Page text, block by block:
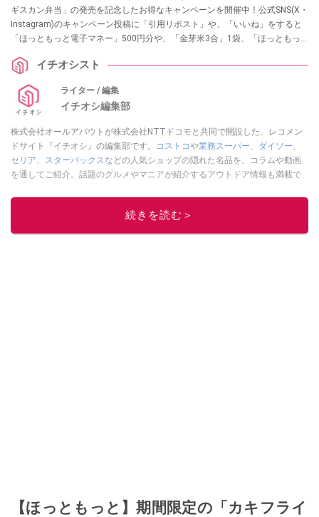
ギスカン弁当」の発売を記念したお得なキャンペーンを開催中！公式SNS(X・
Instagram)のキャンペーン投稿に「引用リポスト」や、「いいね」をすると
「ほっともっと電子マネー」500円分や、「金芽米3合」1袋、「ほっともっ
ので気になる方はお早めにチェックしてみてくださいね。
イチオシスト
ライター / 編集
イチオシ編集部
株式会社オールアバウトが株式会社NTTドコモと共同で開設した、レコメン
ドサイト『イチオシ』の編集部です。
コストコや業務スーパー、 ダイソー、
セリア、 スターバックスなどの人気ショップの隠れた名品を、コラムや動画
を通してご紹介。話題のグルメやマニアが紹介するアウトドア情報も満載で
レビューしています。毎日トレンド情報をお届けしているので、ぜひ
してください！続きを読む＞
【ほっともっと】期間限定の「カキフライ